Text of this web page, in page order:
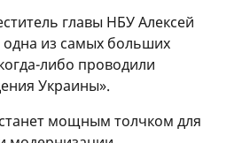
главы НБУ Алексей
из самых больших
либо проводили
Украины».
мощным толчком для